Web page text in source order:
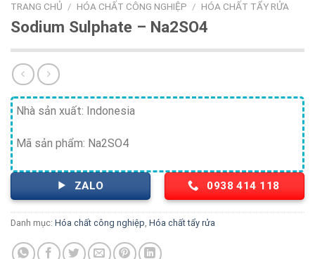
TRANG CHỦ / HÓA CHẤT CÔNG NGHIỆP / HÓA CHẤT TẨY RỬA
Sodium Sulphate – Na2SO4
Nhà sản xuất: Indonesia
Mã sản phẩm: Na2SO4
ZALO 0938 414 118
Danh mục: Hóa chất công nghiệp Hóa chất tẩy rửa